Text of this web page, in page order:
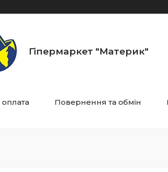
Гіпермаркет "Материк"
оплата Повернення та обмін